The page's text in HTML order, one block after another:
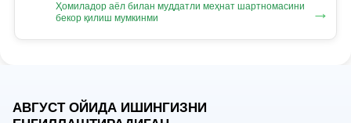
Ҳомиладор аёл билан муддатли меҳнат шартномасини
бекор қилиш мумкинми
→
АВГУСТ ОЙИДА ИШИНГИЗНИ